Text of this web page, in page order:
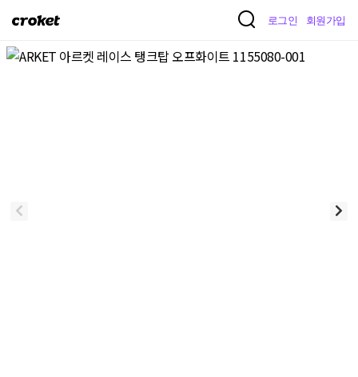
크
켓
로그인 회원가입